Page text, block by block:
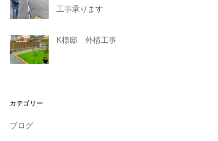
工事承ります
K様邸 外構工事
カテゴリー
ブログ